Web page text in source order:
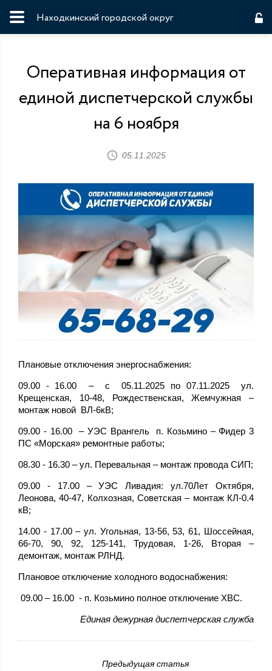
Находкинский городской округ
Оперативная информация от
единой диспетчерской службы
на 6 ноября
05.11.2025
Плановые отключения энергоснабжения:
09.00 - 16.00 – с 05.11.2025 по 07.11.2025 ул.
Крещенская, 10-48, Рождественская, Жемчужная –
монтаж новой ВЛ-6кВ;
09.00 - 16.00 – УЭС Врангель п. Козьмино – Фидер 3
ПС «Морская» ремонтные работы;
08.30 - 16.30 – ул. Перевальная – монтаж провода СИП;
09.00 - 17.00 – УЭС Ливадия: ул.70Лет Октября,
Леонова, 40-47, Колхозная, Советская – монтаж КЛ-0.4
кВ;
14.00 - 17.00 – ул. Угольная, 13-56, 53, 61, Шоссейная,
66-70, 90, 92, 125-141, Трудовая, 1-26, Вторая –
демонтаж, монтаж РЛНД.
Плановое отключение холодного водоснабжения:
09.00 – 16.00 - п. Козьмино полное отключение ХВС.
Единая дежурная диспетчерская служба
Предыдущая статья